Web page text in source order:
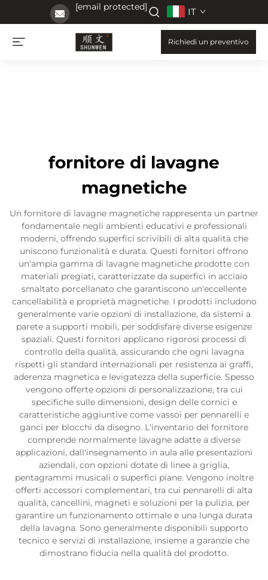
[email protected] IT
Richiedi un preventivo
fornitore di lavagne
magnetiche
Un fornitore di lavagne magnetiche rappresenta un partner
fondamentale negli ambienti educativi e professionali
moderni, offrendo superfici scrivibili di alta qualità che
uniscono funzionalità e durata. Questi fornitori offrono
un'ampia gamma di lavagne magnetiche prodotte con
materiali pregiati, caratterizzate da superfici in acciaio
smaltato porcellanato che garantiscono un'eccellente
cancellabilità e proprietà magnetiche. I prodotti includono
generalmente varie opzioni di installazione, da sistemi a
parete a supporti mobili, per soddisfare diverse esigenze
spaziali. Questi fornitori applicano rigorosi processi di
controllo della qualità, assicurando che ogni lavagna
rispetti gli standard internazionali per resistenza ai graffi,
aderenza magnetica e levigatezza della superficie. Spesso
vengono offerte opzioni di personalizzazione, tra cui
specifiche sulle dimensioni, design delle cornici e
caratteristiche aggiuntive come vassoi per pennarelli e
ganci per blocchi da disegno. L'inventario del fornitore
comprende normalmente lavagne adatte a diverse
applicazioni, dall'insegnamento in aula alle presentazioni
aziendali, con opzioni dotate di linee a griglia,
pentagrammi musicali o superfici piane. Vengono inoltre
offerti accessori complementari, tra cui pennarelli di alta
qualità, cancellini, magneti e soluzioni per la pulizia, per
garantire un funzionamento ottimale e una lunga durata
della lavagna. Sono generalmente disponibili supporto
tecnico e servizi di installazione, insieme a garanzie che
dimostrano fiducia nella qualità del prodotto.